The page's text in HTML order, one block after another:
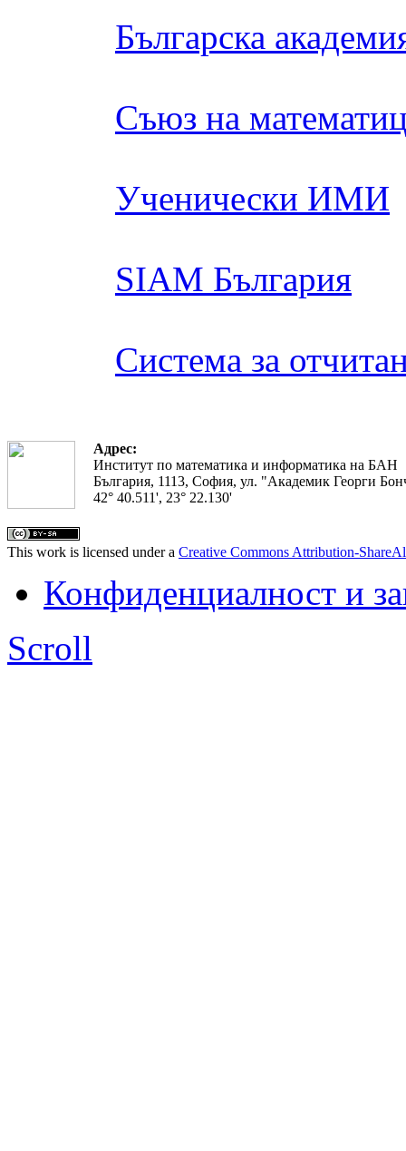
Българска
Съюз на
Ученически ИМИ
SIAM България
Система за
Адрес:
Институт по математика и информатика на БАН
България, 1113, София, ул. "Академик Георги
42° 40.511', 23° 22.130'
This work is licensed under a Creative Commons Attribution-
Конфиденциалност и
Scroll